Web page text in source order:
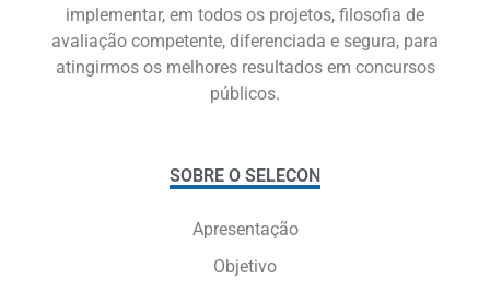
implementar, em todos os projetos, filosofia de
avaliação competente, diferenciada e segura, para
atingirmos os melhores resultados em concursos
públicos.
SOBRE O SELECON
Apresentação
Objetivo